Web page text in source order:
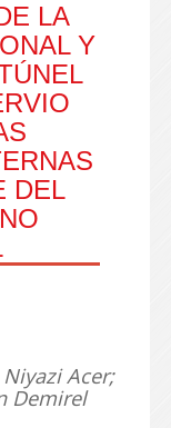
LA
Y
DEL
Acer;
Demirel